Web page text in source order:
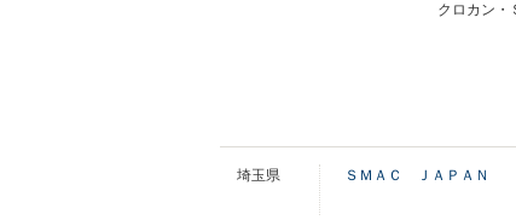
クロカン・
埼玉県 ＳＭＡＣ ＪＡＰＡＮ